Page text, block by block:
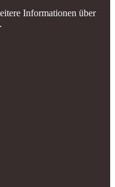
Informationen über